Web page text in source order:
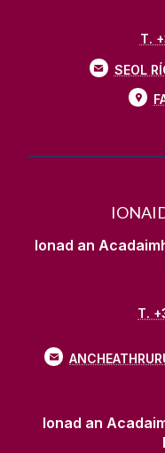
T.
SEOL
Ionad an
T.
Ionad an